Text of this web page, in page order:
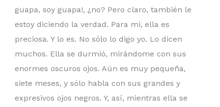
guapa, soy guapa!, ¿no? Pero claro, también le
estoy diciendo la verdad. Para mi, ella es
preciosa. Y lo es. No sólo lo digo yo. Lo dicen
muchos. Ella se durmió, mirándome con sus
enormes oscuros ojos. Aún es muy pequeña,
siete meses, y sólo habla con sus grandes y
expresivos ojos negros. Y, así, mientras ella se